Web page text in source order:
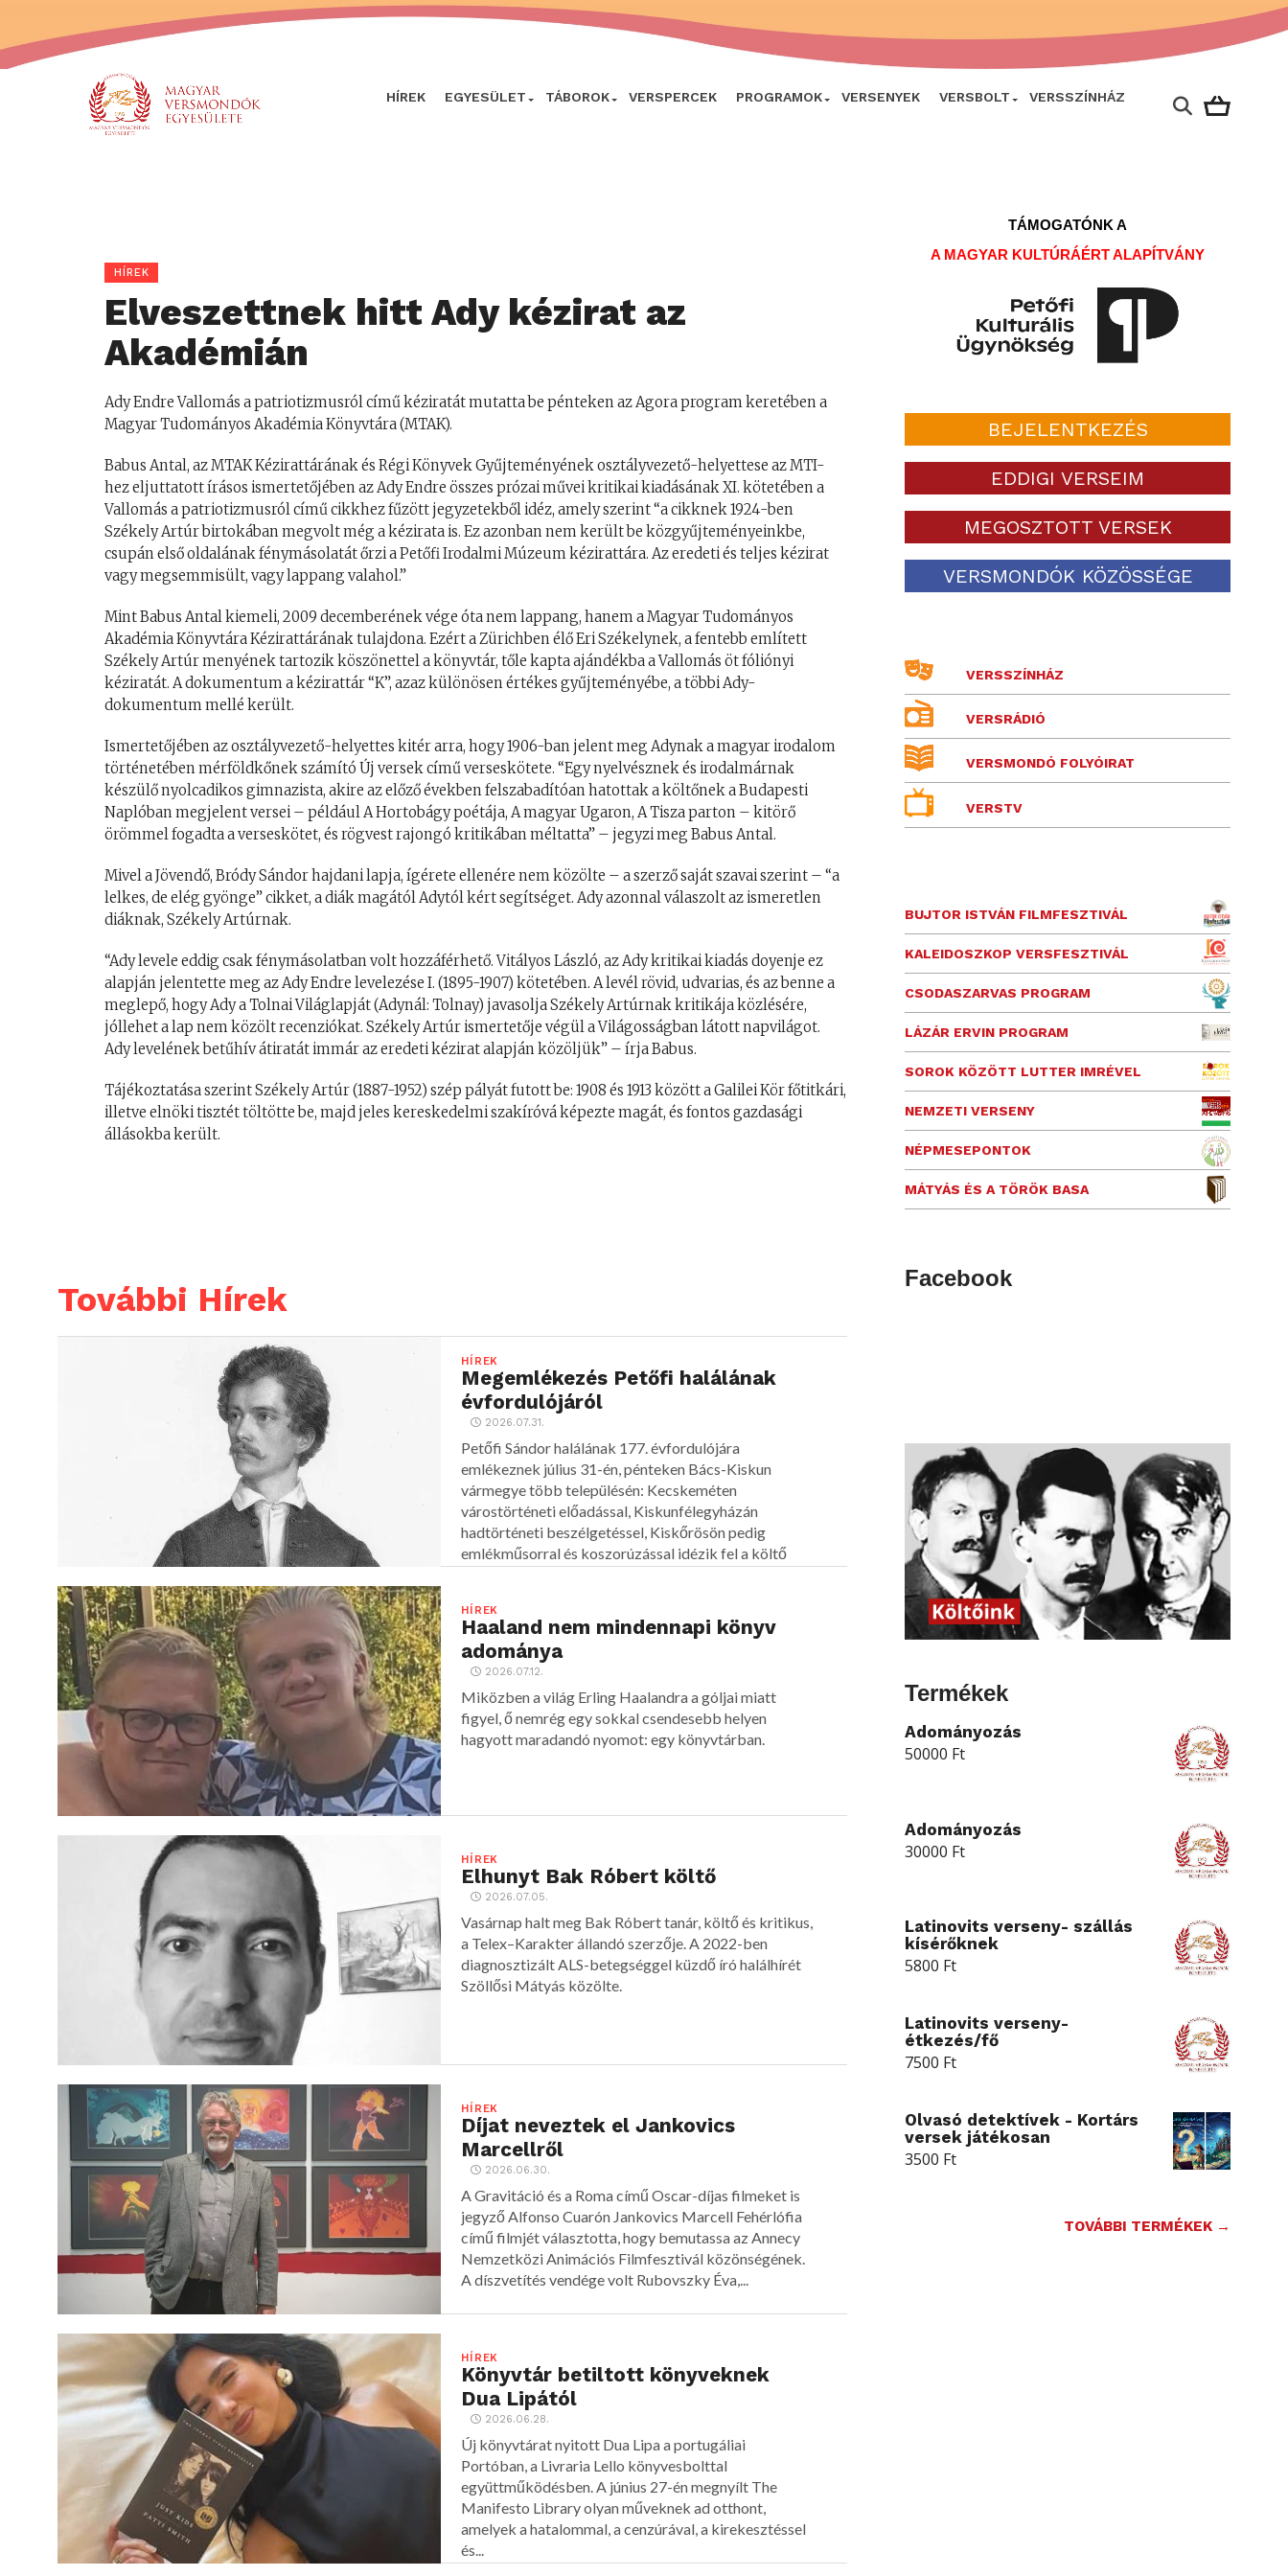
HÍREK EGYESÜLET TÁBOROK VERSPERCEK PROGRAMOK VERSENYEK VERSBOLT VERSSZÍNHÁZ
HÍREK
Elveszettnek hitt Ady kézirat az
Akadémián
Ady Endre Vallomás a patriotizmusról című kéziratát mutatta be pénteken az Agora program keretében a
Magyar Tudományos Akadémia Könyvtára (MTAK).
Babus Antal, az MTAK Kézirattárának és Régi Könyvek Gyűjteményének osztályvezető-helyettese az MTI-
hez eljuttatott írásos ismertetőjében az Ady Endre összes prózai művei kritikai kiadásának XI. kötetében a
Vallomás a patriotizmusról című cikkhez fűzött jegyzetekből idéz, amely szerint “a cikknek 1924-ben
Székely Artúr birtokában megvolt még a kézirata is. Ez azonban nem került be közgyűjteményeinkbe,
csupán első oldalának fénymásolatát őrzi a Petőfi Irodalmi Múzeum kézirattára. Az eredeti és teljes kézirat
vagy megsemmisült, vagy lappang valahol.”
Mint Babus Antal kiemeli, 2009 decemberének vége óta nem lappang, hanem a Magyar Tudományos
Akadémia Könyvtára Kézirattárának tulajdona. Ezért a Zürichben élő Eri Székelynek, a fentebb említett
Székely Artúr menyének tartozik köszönettel a könyvtár, tőle kapta ajándékba a Vallomás öt fóliónyi
kéziratát. A dokumentum a kézirattár “K”, azaz különösen értékes gyűjteményébe, a többi Ady-
dokumentum mellé került.
Ismertetőjében az osztályvezető-helyettes kitér arra, hogy 1906-ban jelent meg Adynak a magyar irodalom
történetében mérföldkőnek számító Új versek című verseskötete. “Egy nyelvésznek és irodalmárnak
készülő nyolcadikos gimnazista, akire az előző években felszabadítóan hatottak a költőnek a Budapesti
Naplóban megjelent versei – például A Hortobágy poétája, A magyar Ugaron, A Tisza parton – kitörő
örömmel fogadta a verseskötet, és rögvest rajongó kritikában méltatta” – jegyzi meg Babus Antal.
Mivel a Jövendő, Bródy Sándor hajdani lapja, ígérete ellenére nem közölte – a szerző saját szavai szerint – “a
lelkes, de elég gyönge” cikket, a diák magától Adytól kért segítséget. Ady azonnal válaszolt az ismeretlen
diáknak, Székely Artúrnak.
“Ady levele eddig csak fénymásolatban volt hozzáférhető. Vitályos László, az Ady kritikai kiadás doyenje ez
alapján jelentette meg az Ady Endre levelezése I. (1895-1907) kötetében. A levél rövid, udvarias, és az benne a
meglepő, hogy Ady a Tolnai Világlapját (Adynál: Tolnay) javasolja Székely Artúrnak kritikája közlésére,
jóllehet a lap nem közölt recenziókat. Székely Artúr ismertetője végül a Világosságban látott napvilágot.
Ady levelének betűhív átiratát immár az eredeti kézirat alapján közöljük” – írja Babus.
Tájékoztatása szerint Székely Artúr (1887-1952) szép pályát futott be: 1908 és 1913 között a Galilei Kör főtitkári,
illetve elnöki tisztét töltötte be, majd jeles kereskedelmi szakíróvá képezte magát, és fontos gazdasági
állásokba került.
További Hírek
HÍREK
Megemlékezés Petőfi halálának
évfordulójáról
2026.07.31.
Petőfi Sándor halálának 177. évfordulójára
emlékeznek július 31-én, pénteken Bács-Kiskun
vármegye több településén: Kecskeméten
várostörténeti előadással, Kiskunfélegyházán
hadtörténeti beszélgetéssel, Kiskőrösön pedig
emlékműsorral és koszorúzással idézik fel a költő
HÍREK
Haaland nem mindennapi könyv
adománya
2026.07.12.
Miközben a világ Erling Haalandra a góljai miatt
figyel, ő nemrég egy sokkal csendesebb helyen
hagyott maradandó nyomot: egy könyvtárban.
HÍREK
Elhunyt Bak Róbert költő
2026.07.05.
Vasárnap halt meg Bak Róbert tanár, költő és kritikus,
a Telex–Karakter állandó szerzője. A 2022-ben
diagnosztizált ALS-betegséggel küzdő író halálhírét
Szöllősi Mátyás közölte.
HÍREK
Díjat neveztek el Jankovics
Marcellről
2026.06.30.
A Gravitáció és a Roma című Oscar-díjas filmeket is
jegyző Alfonso Cuarón Jankovics Marcell Fehérlófia
című filmjét választotta, hogy bemutassa az Annecy
Nemzetközi Animációs Filmfesztivál közönségének.
A díszvetítés vendége volt Rubovszky Éva,...
HÍREK
Könyvtár betiltott könyveknek
Dua Lipától
2026.06.28.
Új könyvtárat nyitott Dua Lipa a portugáliai
Portóban, a Livraria Lello könyvesbolttal
együttműködésben. A június 27-én megnyílt The
Manifesto Library olyan műveknek ad otthont,
amelyek a hatalommal, a cenzúrával, a kirekesztéssel
és...
TÁMOGATÓNK A
A MAGYAR KULTÚRÁÉRT ALAPÍTVÁNY
BEJELENTKEZÉS
EDDIGI VERSEIM
MEGOSZTOTT VERSEK
VERSMONDÓK KÖZÖSSÉGE
VERSSZÍNHÁZ
VERSRÁDIÓ
VERSMONDÓ FOLYÓIRAT
VERSTV
BUJTOR ISTVÁN FILMFESZTIVÁL
KALEIDOSZKOP VERSFESZTIVÁL
CSODASZARVAS PROGRAM
LÁZÁR ERVIN PROGRAM
SOROK KÖZÖTT LUTTER IMRÉVEL
NEMZETI VERSENY
NÉPMESEPONTOK
MÁTYÁS ÉS A TÖRÖK BASA
Facebook
Termékek
Adományozás
50000 Ft
Adományozás
30000 Ft
Latinovits verseny- szállás
kísérőknek
5800 Ft
Latinovits verseny-
étkezés/fő
7500 Ft
Olvasó detektívek - Kortárs
versek játékosan
3500 Ft
TOVÁBBI TERMÉKEK →